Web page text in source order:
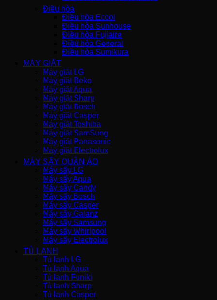
Điều hòa
Điều hòa Ecool
Điều hòa Sunhouse
Điều hòa Fujiaire
Điều hòa General
Điều hòa Sumikura
MÁY GIẶT
Máy giặt LG
Máy giặt Beko
Máy giặt Aqua
Máy giặt Sharp
Máy giặt Bosch
Máy giặt Casper
Máy giặt Toshiba
Máy giặt SamSung
Máy giặt Panasonic
Máy giặt Electrolux
MÁY SẤY QUẦN ÁO
Máy sấy LG
Máy sấy Aqua
Máy sấy Candy
Máy sấy Bosch
Máy sấy Casper
Máy sấy Galanz
Máy sấy Samsung
Máy sấy Whirlpool
Máy sấy Electrolux
TỦ LẠNH
Tủ lạnh LG
Tủ lạnh Aqua
Tủ lạnh Funiki
Tủ lạnh Sharp
Tủ lạnh Casper